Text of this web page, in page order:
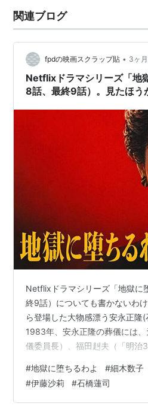
せ、コメディリリーフとしての
缶コーヒー「ジョージア」の
希子、米倉涼子、佐藤江梨子
してお馴染み。
ナイトホスピタルでは、安恩
して、日本語堪能な韓国企業
グルを披露した。
カウボーイビバ
「レンジィ」というコンビニ
ンジィは「石橋のような」造
NHK人形劇『三国志』（関
必殺シリーズ
雲霧仁左衛門（山崎努版）
鬼平犯科帳
蘇える金狼（香取慎吾版）
ビューティ7
共犯者
忍 ＳＨＩＮＯＢＩ
関連ブログ
fpdの映画スクラップ貼 • 3ヶ
Netflixドラマシリーズ「地
8話、最終9話）。見たほう
Netflixドラマシリーズ「地獄に
終9話）についても書かないわ
ら登場した大物感漂う安永正隆(
1983年、安永正隆の葬儀には
儀委員長）、福田赳夫（「明治
総理ともいわれた日経連会長の
た。 そもそも安永正隆とはどん
想家」として描かれ、細木数子
#地獄に堕ちるわよ #細木数子
#伊藤沙莉 #石橋蓮司